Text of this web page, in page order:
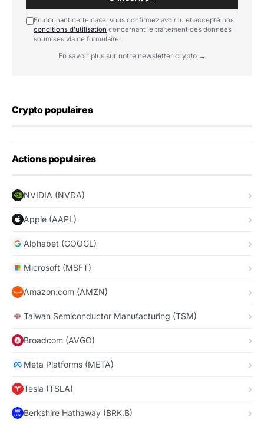
En cochant cette case, vous confirmez avoir lu et accepté nos
conditions d'utilisation concernant le traitement des données
soumises via ce formulaire.
En savoir plus sur notre newsletter crypto →
Crypto populaires
Actions populaires
NVIDIA (NVDA)
Apple (AAPL)
Alphabet (GOOGL)
Microsoft (MSFT)
Amazon.com (AMZN)
Taiwan Semiconductor Manufacturing (TSM)
Broadcom (AVGO)
Meta Platforms (META)
Tesla (TSLA)
Berkshire Hathaway (BRK.B)